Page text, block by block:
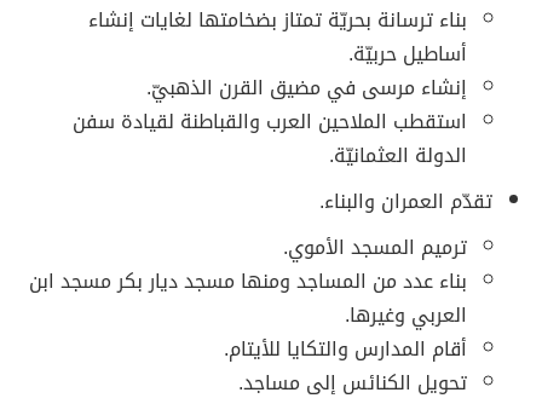
بناء ترسانة بحريّة تمتاز بضخامتها لغايات إنشاء
أساطيل حربيّة.
إنشاء مرسى في مضيق القرن الذهبيّ.
استقطب الملاحين العرب والقباطنة لقيادة سفن
الدولة العثمانيّة.
تقدّم العمران والبناء.
ترميم المسجد الأموي.
بناء عدد من المساجد ومنها مسجد ديار بكر مسجد ابن
العربي وغيرها.
أقام المدارس والتكايا للأيتام.
تحويل الكنائس إلى مساجد.